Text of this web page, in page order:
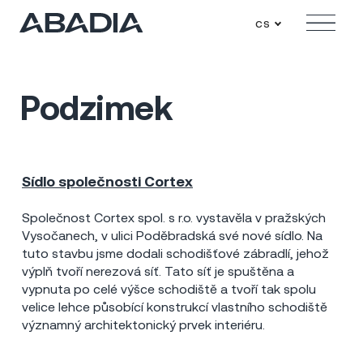
Menu
cs
Podzimek
Sídlo společnosti Cortex
Společnost Cortex spol. s r.o. vystavěla v pražských
Vysočanech, v ulici Poděbradská své nové sídlo. Na
tuto stavbu jsme dodali schodišťové zábradlí, jehož
výplň tvoří nerezová síť. Tato síť je spuštěna a
vypnuta po celé výšce schodiště a tvoří tak spolu
velice lehce působící konstrukcí vlastního schodiště
významný architektonický prvek interiéru.